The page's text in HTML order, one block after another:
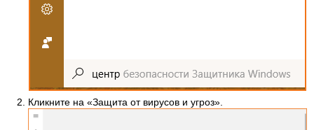
Кликните на «Защита от вирусов и угроз».